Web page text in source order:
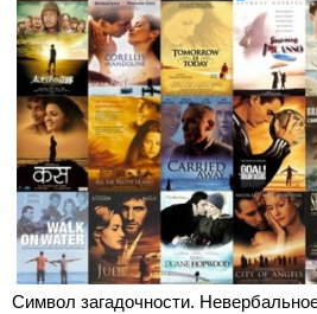
Символ загадочности.